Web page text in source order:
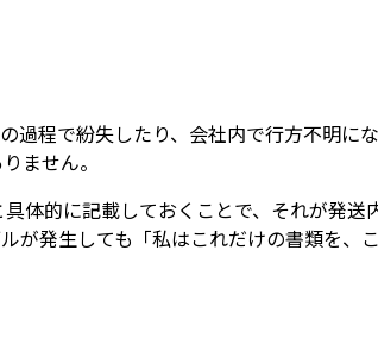
過程で紛失したり、会社内で行方不明に
ません。
体的に記載しておくことで、それが発送
発生しても「私はこれだけの書類を、